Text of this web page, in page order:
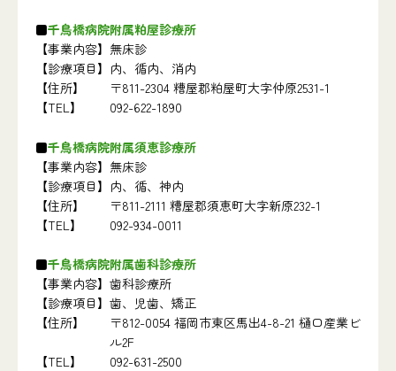
千鳥橋病院附属粕屋診療所
【事業内容】 無床診
【診療項目】 内、循内、消内
【住所】
〒811-2304 糟屋郡粕屋町大字仲原2531-1
【TEL】
092-622-1890
千鳥橋病院附属須恵診療所
【事業内容】 無床診
【診療項目】 内、循、神内
【住所】
〒811-2111 糟屋郡須恵町大字新原232-1
【TEL】
092-934-0011
千鳥橋病院附属歯科診療所
【事業内容】 歯科診療所
【診療項目】 歯、児歯、矯正
【住所】
〒812-0054 福岡市東区馬出4-8-21 樋口産業ビ
ル2F
【TEL】
092-631-2500